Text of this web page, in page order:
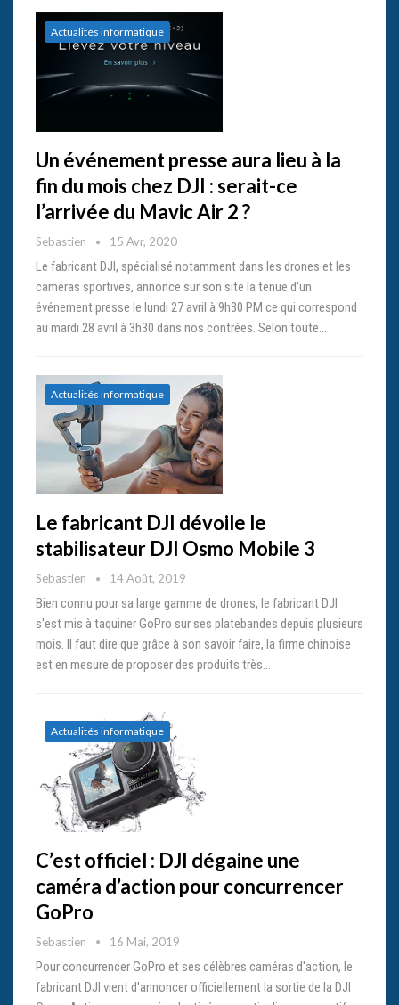
Actualités informatique
Un événement presse aura lieu à la
fin du mois chez DJI : serait-ce
l’arrivée du Mavic Air 2 ?
Sebastien 15 Avr, 2020
Le fabricant DJI, spécialisé notamment dans les drones et les
caméras sportives, annonce sur son site la tenue d'un
événement presse le lundi 27 avril à 9h30 PM ce qui correspond
au mardi 28 avril à 3h30 dans nos contrées. Selon toute…
Actualités informatique
Le fabricant DJI dévoile le
stabilisateur DJI Osmo Mobile 3
Sebastien 14 Août, 2019
Bien connu pour sa large gamme de drones, le fabricant DJI
s'est mis à taquiner GoPro sur ses platebandes depuis plusieurs
mois. Il faut dire que grâce à son savoir faire, la firme chinoise
est en mesure de proposer des produits très…
Actualités informatique
C’est officiel : DJI dégaine une
caméra d’action pour concurrencer
GoPro
Sebastien 16 Mai, 2019
Pour concurrencer GoPro et ses célèbres caméras d'action, le
fabricant DJI vient d'annoncer officiellement la sortie de la DJI